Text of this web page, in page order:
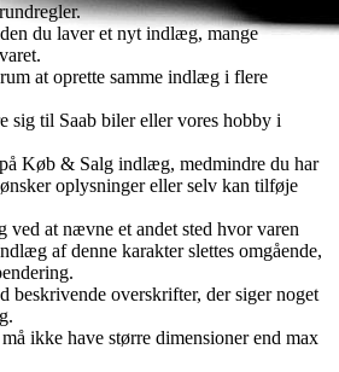
du laver et nyt indlæg, mange
at oprette samme indlæg i flere
sig til Saab biler eller vores hobby i
Køb & Salg indlæg, medmindre du har
oplysninger eller selv kan tilføje
ved at nævne et andet sted hvor varen
af denne karakter slettes omgående,
beskrivende overskrifter, der siger noget
ikke have større dimensioner end max